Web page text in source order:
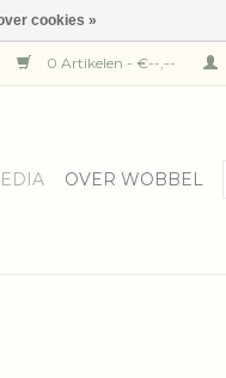
0 Artikelen - €--,--
OVER WOBBEL
cookies »